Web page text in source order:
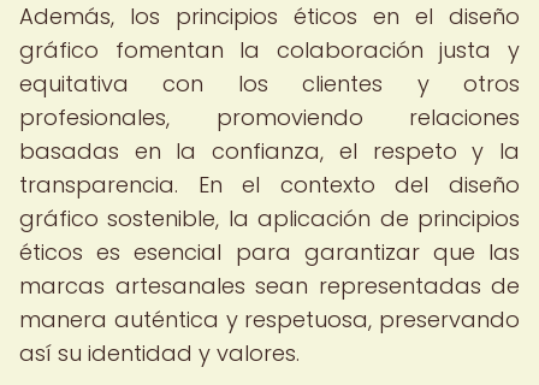
Además, los principios éticos en el diseño
gráfico fomentan la colaboración justa y
equitativa con los clientes y otros
profesionales, promoviendo relaciones
basadas en la confianza, el respeto y la
transparencia. En el contexto del diseño
gráfico sostenible, la aplicación de principios
éticos es esencial para garantizar que las
marcas artesanales sean representadas de
manera auténtica y respetuosa, preservando
así su identidad y valores.